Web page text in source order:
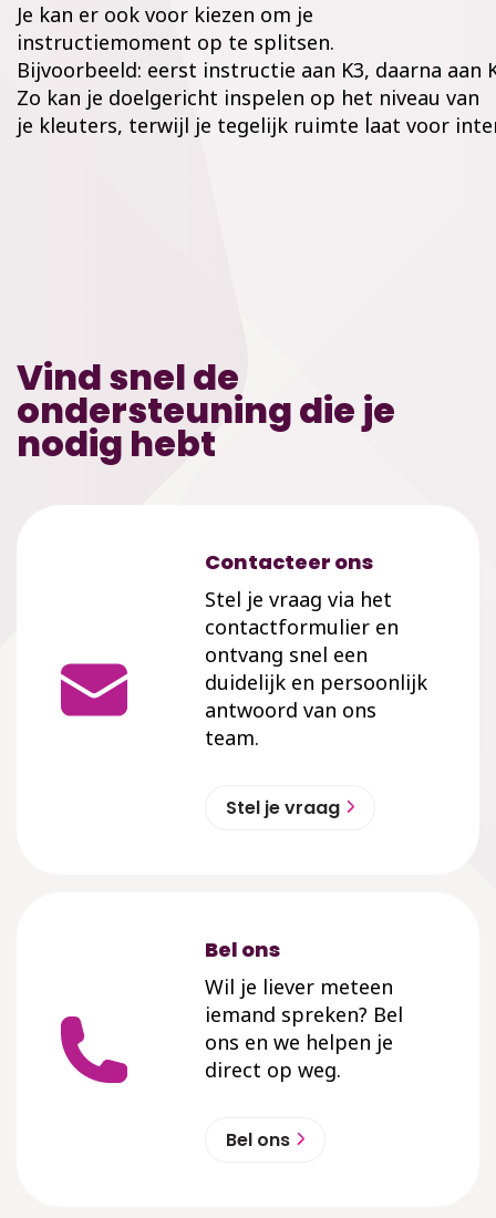
Je kan er ook voor kiezen om je
instructiemoment op te splitsen.
Bijvoorbeeld: eerst instructie aan K3, daarna aan
Zo kan je doelgericht inspelen op het niveau van
je kleuters, terwijl je tegelijk ruimte laat voor
Vind snel de
ondersteuning die je
nodig hebt
Contacteer ons
Stel je vraag via het
contactformulier en
ontvang snel een
duidelijk en persoonlijk
antwoord van ons
team.
Stel je vraag
Bel ons
Wil je liever meteen
iemand spreken? Bel
ons en we helpen je
direct op weg.
Bel ons